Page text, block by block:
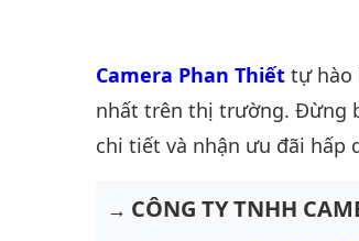
Camera Phan Thiết tự hào
nhất trên thị trường. Đừng
chi tiết và nhận ưu đãi hấp
CÔNG TY TNHH